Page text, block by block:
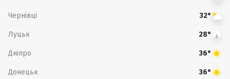
Чернівці 32°
Луцьк 28°
Дніпро 36°
Донецьк 36°